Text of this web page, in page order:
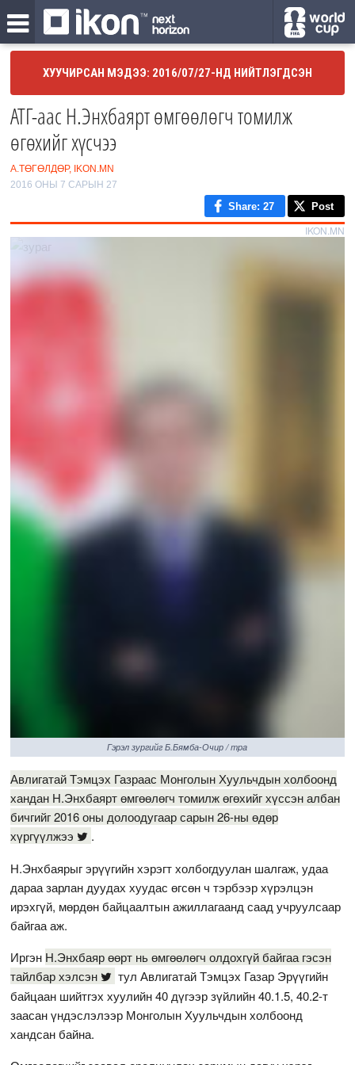
ХУУЧИРСАН МЭДЭЭ: 2016/07/27-НД НИЙТЛЭГДСЭН
АТГ-аас Н.Энхбаярт өмгөөлөгч томилж
өгөхийг хүсчээ
А.ТӨГӨЛДӨР, IKON.MN
2016 ОНЫ 7 САРЫН 27
Share: 27 Post
IKON.MN
Гэрэл зургийг Б.Бямба-Очир / mpa
Авлигатай Тэмцэх Газраас Монголын Хуульчдын холбоонд
хандан Н.Энхбаярт өмгөөлөгч томилж өгөхийг хүссэн албан
бичгийг 2016 оны долоодугаар сарын 26-ны өдөр
хүргүүлжээ
.
Н.Энхбаярыг эрүүгийн хэрэгт холбогдуулан шалгаж, удаа
дараа зарлан дуудах хуудас өгсөн ч тэрбээр хүрэлцэн
ирэхгүй, мөрдөн байцаалтын ажиллагаанд саад учруулсаар
байгаа аж.
Иргэн Н.Энхбаяр өөрт нь өмгөөлөгч олдохгүй байгаа гэсэн
тайлбар хэлсэн
тул Авлигатай Тэмцэх Газар Эрүүгийн
байцаан шийтгэх хуулийн 40 дүгээр зүйлийн 40.1.5, 40.2-т
заасан үндэслэлээр Монголын Хуульчдын холбоонд
хандсан байна.